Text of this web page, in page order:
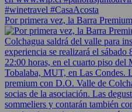
Por primera vez, la Barra